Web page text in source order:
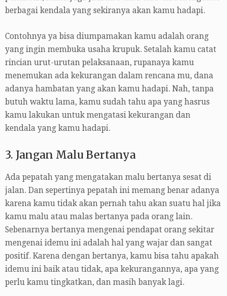
berbagai kendala yang sekiranya akan kamu hadapi.
Contohnya ya bisa diumpamakan kamu adalah orang
yang ingin membuka usaha krupuk. Setalah kamu catat
rincian urut-urutan pelaksanaan, rupanaya kamu
menemukan ada kekurangan dalam rencana mu, dana
adanya hambatan yang akan kamu hadapi. Nah, tanpa
butuh waktu lama, kamu sudah tahu apa yang hasrus
kamu lakukan untuk mengatasi kekurangan dan
kendala yang kamu hadapi.
3. Jangan Malu Bertanya
Ada pepatah yang mengatakan malu bertanya sesat di
jalan. Dan sepertinya pepatah ini memang benar adanya
karena kamu tidak akan pernah tahu akan suatu hal jika
kamu malu atau malas bertanya pada orang lain.
Sebenarnya bertanya mengenai pendapat orang sekitar
mengenai idemu ini adalah hal yang wajar dan sangat
positif. Karena dengan bertanya, kamu bisa tahu apakah
idemu ini baik atau tidak, apa kekurangannya, apa yang
perlu kamu tingkatkan, dan masih banyak lagi.